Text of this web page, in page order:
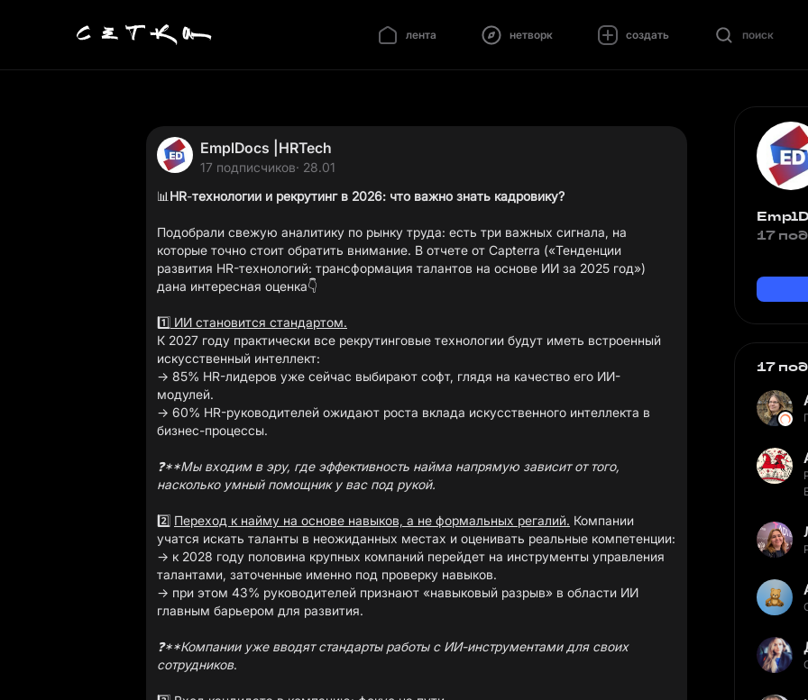
лента нетворк создать поиск
EmplDocs |HRTech
17 подписчиков· 28.01
📊 HR-технологии и рекрутинг в 2026: что важно знать кадровику?
Подобрали свежую аналитику по рынку труда: есть три важных сигнала, на
которые точно стоит обратить внимание. В отчете от Capterra («Тенденции
развития HR-технологий: трансформация талантов на основе ИИ за 2025 год»)
дана интересная оценка👇
1️⃣ ИИ становится стандартом.
К 2027 году практически все рекрутинговые технологии будут иметь встроенный
искусственный интеллект:
→ 85% HR-лидеров уже сейчас выбирают софт, глядя на качество его ИИ-
модулей.
→ 60% HR-руководителей ожидают роста вклада искусственного интеллекта в
бизнес-процессы.
❓**Мы входим в эру, где эффективность найма напрямую зависит от того,
насколько умный помощник у вас под рукой.
2️⃣ Переход к найму на основе навыков, а не формальных регалий. Компании
учатся искать таланты в неожиданных местах и оценивать реальные компетенции:
→ к 2028 году половина крупных компаний перейдет на инструменты управления
талантами, заточенные именно под проверку навыков.
→ при этом 43% руководителей признают «навыковый разрыв» в области ИИ
главным барьером для развития.
❓**Компании уже вводят стандарты работы с ИИ-инструментами для своих
сотрудников.
17
17